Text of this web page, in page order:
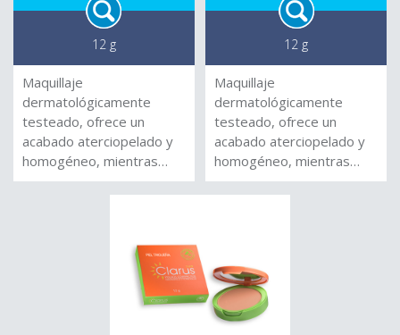
12 g
Maquillaje
dermatológicamente
testeado, ofrece un
acabado aterciopelado y
homogéneo, mientras
brinda protección solar.
Polvos Compactos 100%
comedogénico Textura de
seda de Arroz. Incluye
espejo y práctico pomito
12 g
Maquillaje
dermatológicamente
testeado, ofrece un
acabado aterciopelado y
homogéneo, mientras
brinda protección solar.
Polvos Compactos 100%
seda de Arroz. Incluye
espejo y práctico pomito
aplicador.